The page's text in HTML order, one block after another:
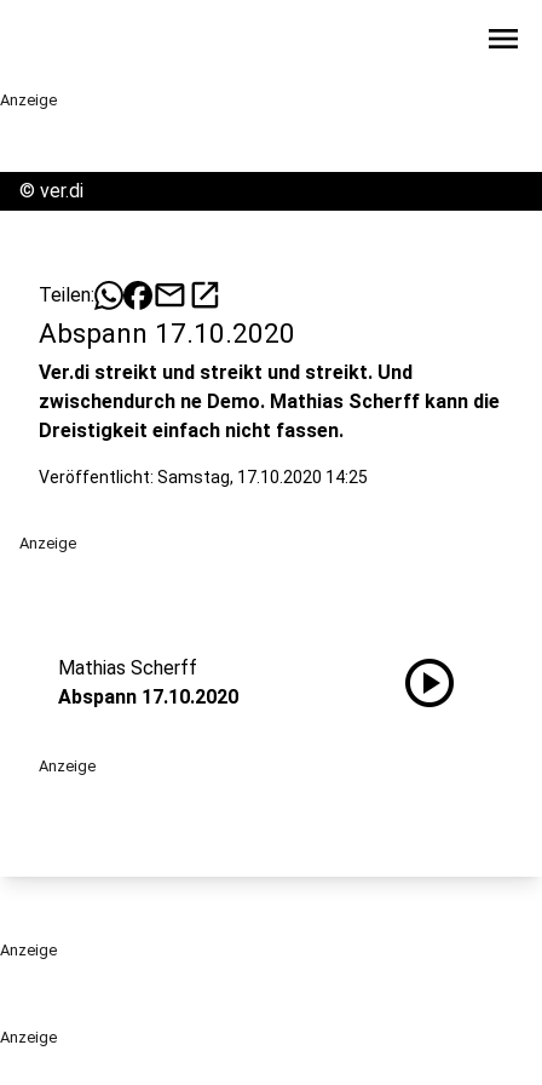
menu
Anzeige
Anzeige
© ver.di
Teilen: mailopen_in_new
Abspann 17.10.2020
Ver.di streikt und streikt und streikt. Und
zwischendurch ne Demo. Mathias Scherff kann die
Dreistigkeit einfach nicht fassen.
Veröffentlicht: Samstag, 17.10.2020 14:25
Anzeige
Mathias Scherff
Abspann 17.10.2020
play_circle
Anzeige
Anzeige